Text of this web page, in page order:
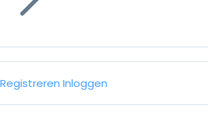
Registreren Inloggen